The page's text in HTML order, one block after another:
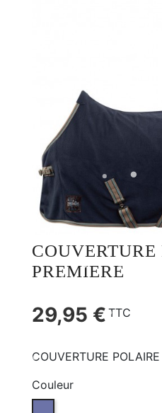
PREMIERE
29,95 € TTC
COUVERTURE POLAIRE
Couleur
OMBRE BLUE (L203)